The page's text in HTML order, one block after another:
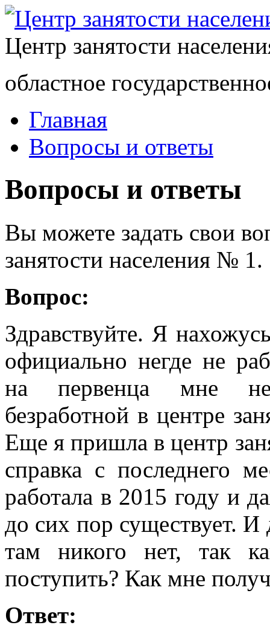
Центр занятости
областное
Главная
Вопросы и ответы
Вопросы и ответы
Вы можете задать свои
занятости населения № 1.
Вопрос:
Здравствуйте. Я
официально негде не
на первенца мне
безработной в центре
Еще я пришла в центр
справка с последнего
работала в 2015 году и
до сих пор существует. И
там никого нет, так
поступить? Как мне
Ответ: